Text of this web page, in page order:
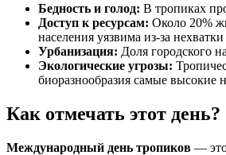
Бедность и голод: В тропиках
Доступ к ресурсам: Около 20%
населения уязвима из-за
Урбанизация: Доля городского
Экологические угрозы:
биоразнообразия самые высокие
Как отмечать этот день?
Международный день тропиков — это